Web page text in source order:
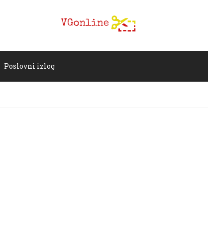
Poslovni izlog